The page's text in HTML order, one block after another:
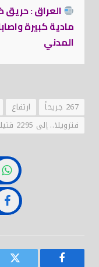
العراق : حريق
مادية كبيرة
المدني
267 جريحاً ارتفاع
فنزويلا.. إلى 2295 قتيلاً و11